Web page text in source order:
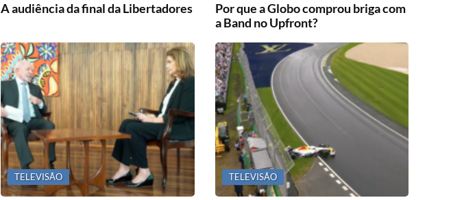
A audiência da final da Libertadores
Por que a Globo comprou briga com
a Band no Upfront?
TELEVISÃO TELEVISÃO